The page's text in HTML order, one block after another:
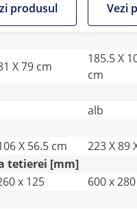
produsul Vezi
X 79 cm
185.5 X
cm
alb
X 56.5 cm
223 X 89
tetierei [mm]
x 125
600 x